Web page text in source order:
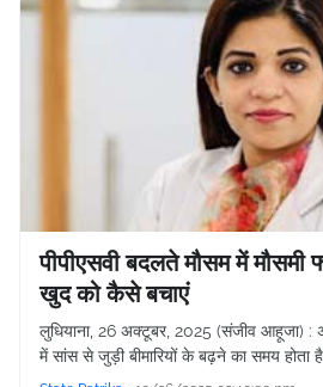
पीपीएसवी बदलते मौसम में मौसमी
खुद को कैसे बचाएं
लुधियाना, 26 अक्टूबर, 2025 (संजीव आहूजा) :
में सांस से जुड़ी बीमारियों के बढ़ने का समय होता